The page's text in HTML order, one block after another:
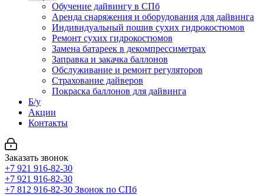
Обучение дайвингу в СПб
Аренда снаряжения и оборудования для дайвинга
Индивидуальный пошив сухих гидрокостюмов
Ремонт сухих гидрокостюмов
Замена батареек в декомпрессиметрах
Заправка и закачка баллонов
Обслуживание и ремонт регуляторов
Страхование дайверов
Покраска баллонов для дайвинга
Б/у
Акции
Контакты
Заказать звонок
+7 921 916-82-30
+7 921 916-82-30
+7 812 916-82-30 Звонок по СПб